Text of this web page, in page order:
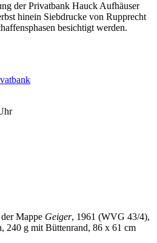
der Privatbank Hauck Aufhäuser
hinein Siebdrucke von Rupprecht
besichtigt werden.
Mappe Geiger, 1961 (WVG 43/4),
240 g mit Büttenrand, 86 x 61 cm